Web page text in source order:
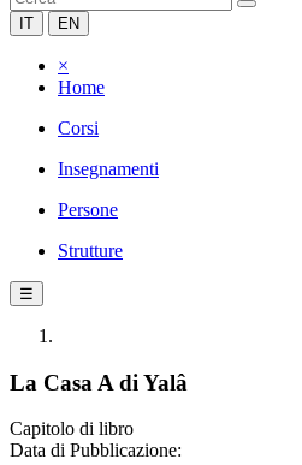
IT EN
×
Home
Corsi
Insegnamenti
Persone
Strutture
☰
La Casa A di Yalâ
Capitolo di libro
Data di Pubblicazione: